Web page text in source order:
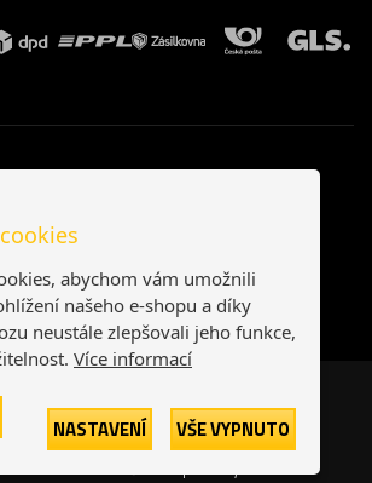
republika Slovensko
abychom vám umožnili
našeho e-shopu a díky
neustále zlepšovali jeho funkce,
Více informací
NASTAVENÍ VŠE VYPNUTO